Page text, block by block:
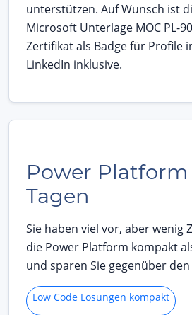
unterstützen. Auf Wunsch ist
Microsoft Unterlage MOC PL-
Zertifikat als Badge für Profile
LinkedIn inklusive.
Power
Tagen
Sie haben viel vor, aber wenig
die Power Platform kompakt
und sparen Sie gegenüber
Low Code Lösungen kompakt